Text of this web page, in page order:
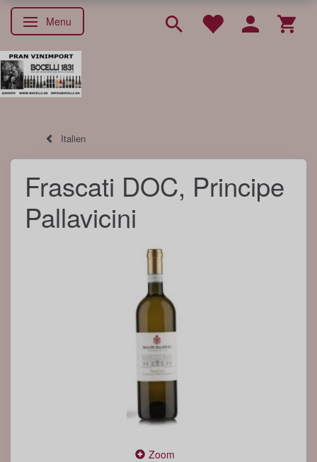
Skifte navigation
Menu
Italien
Frascati DOC, Principe
Pallavicini
Zoom